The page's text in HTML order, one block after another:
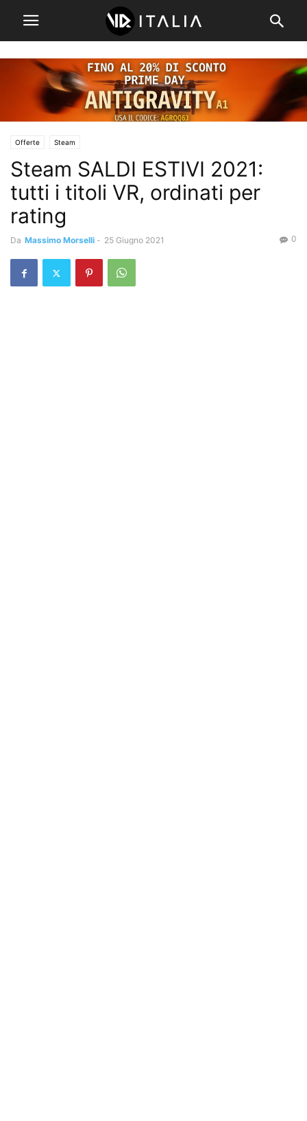
Offerte Steam
Steam SALDI ESTIVI 2021:
tutti i titoli VR, ordinati per
rating
Da Massimo Morselli - 25 Giugno 2021 0